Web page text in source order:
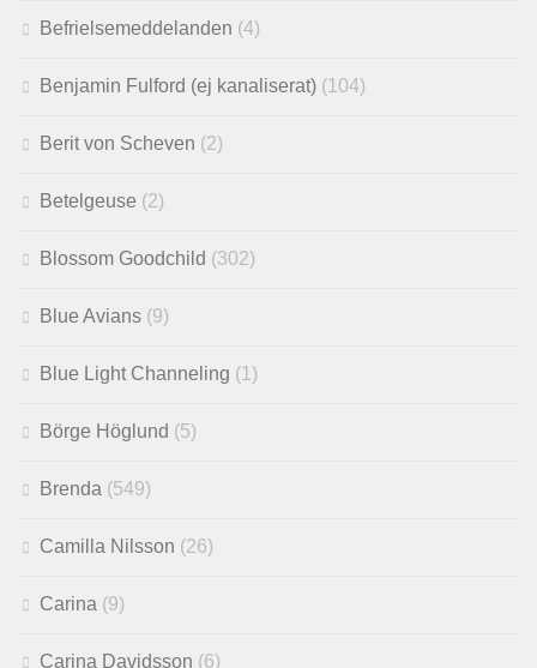
Befrielsemeddelanden (4)
Benjamin Fulford (ej kanaliserat) (104)
Berit von Scheven (2)
Betelgeuse (2)
Blossom Goodchild (302)
Blue Avians (9)
Blue Light Channeling (1)
Börge Höglund (5)
Brenda (549)
Camilla Nilsson (26)
Carina (9)
Carina Davidsson (6)